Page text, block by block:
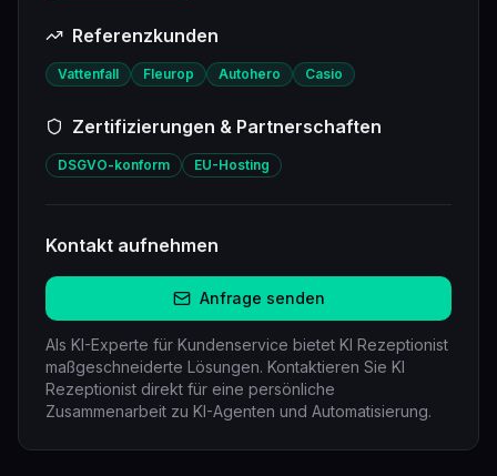
Referenzkunden
Vattenfall Fleurop Autohero Casio
Zertifizierungen & Partnerschaften
DSGVO-konform EU-Hosting
Kontakt aufnehmen
Anfrage senden
Als KI-Experte für Kundenservice bietet KI Rezeptionist
maßgeschneiderte Lösungen. Kontaktieren Sie KI
Rezeptionist direkt für eine persönliche
Zusammenarbeit zu KI-Agenten und Automatisierung.